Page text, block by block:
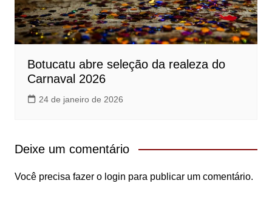
Botucatu abre seleção da realeza do
Carnaval 2026
24 de janeiro de 2026
Deixe um comentário
Você precisa fazer o login para publicar um comentário.